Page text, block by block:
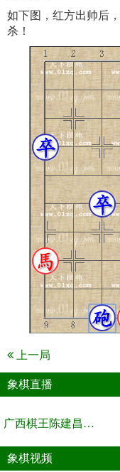
如下图，红方出帅后
杀！
上一局
象棋直播
广西棋王陈建昌直播间
象棋视频